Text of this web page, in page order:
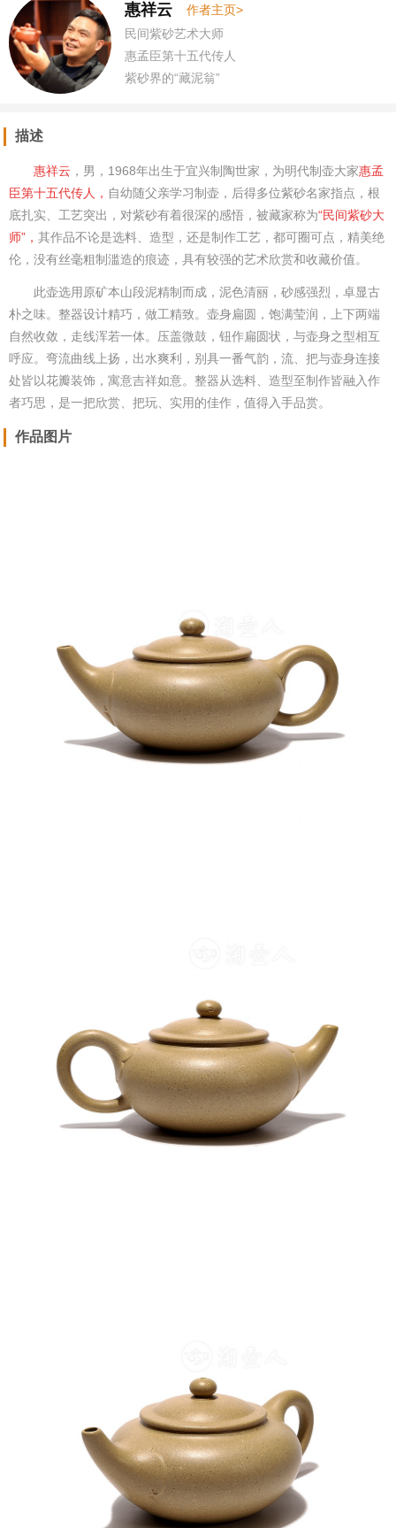
惠祥云
作者主页>
民间紫砂艺术大师
惠孟臣第十五代传人
紫砂界的“藏泥翁”
描述
惠祥云 ，男，1968年出生于宜兴制陶世家，为明代制壶大家惠孟
臣第十五代传人， 自幼随父亲学习制壶，后得多位紫砂名家指点，根
底扎实、工艺突出，对紫砂有着很深的感悟，被藏家称为“民间紫砂大
师”， 其作品不论是选料、造型，还是制作工艺，都可圈可点，精美绝
伦，没有丝毫粗制滥造的痕迹，具有较强的艺术欣赏和收藏价值。
此壶选用原矿本山段泥精制而成，泥色清丽，砂感强烈，卓显古
朴之味。整器设计精巧，做工精致。壶身扁圆，饱满莹润，上下两端
自然收敛，走线浑若一体。压盖微鼓，钮作扁圆状，与壶身之型相互
呼应。弯流曲线上扬，出水爽利，别具一番气韵，流、把与壶身连接
处皆以花瓣装饰，寓意吉祥如意。整器从选料、造型至制作皆融入作
者巧思，是一把欣赏、把玩、实用的佳作，值得入手品赏。
作品图片